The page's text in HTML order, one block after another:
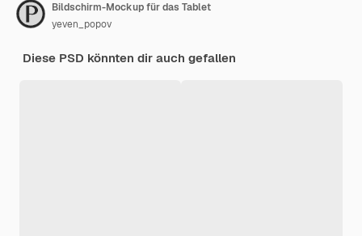
Bildschirm-Mockup für das Tablet
yeven_popov
Diese PSD könnten dir auch gefallen